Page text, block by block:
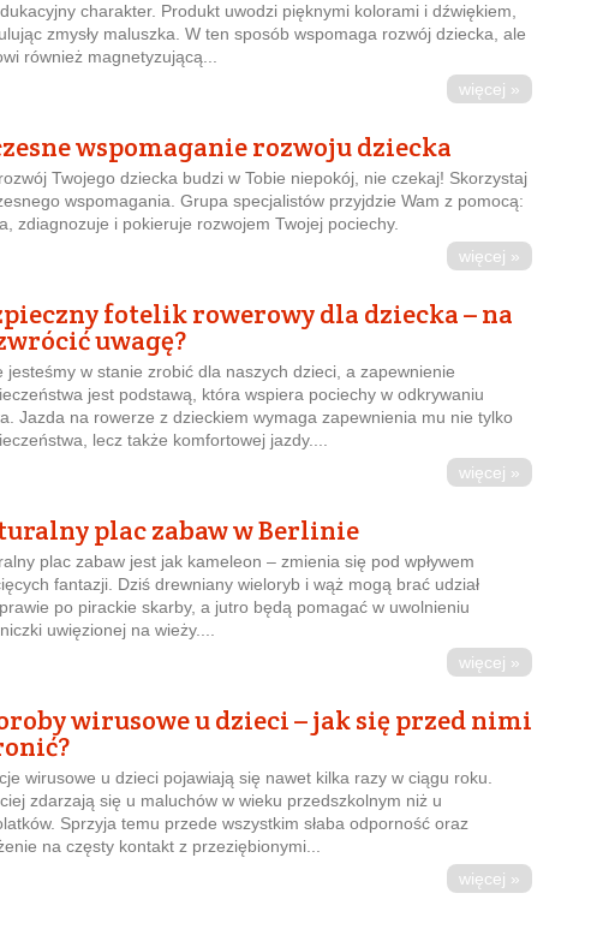
charakter. Produkt uwodzi pięknymi kolorami i dźwiękiem,
zmysły maluszka. W ten sposób wspomaga rozwój dziecka, ale
również magnetyzującą...
więcej »
wspomaganie rozwoju dziecka
Twojego dziecka budzi w Tobie niepokój, nie czekaj! Skorzystaj
wspomagania. Grupa specjalistów przyjdzie Wam z pomocą:
zdiagnozuje i pokieruje rozwojem Twojej pociechy.
więcej »
fotelik rowerowy dla dziecka – na
uwagę?
jesteśmy w stanie zrobić dla naszych dzieci, a zapewnienie
jest podstawą, która wspiera pociechy w odkrywaniu
Jazda na rowerze z dzieckiem wymaga zapewnienia mu nie tylko
lecz także komfortowej jazdy....
więcej »
plac zabaw w Berlinie
plac zabaw jest jak kameleon – zmienia się pod wpływem
fantazji. Dziś drewniany wieloryb i wąż mogą brać udział
po pirackie skarby, a jutro będą pomagać w uwolnieniu
uwięzionej na wieży....
więcej »
wirusowe u dzieci – jak się przed nimi
wirusowe u dzieci pojawiają się nawet kilka razy w ciągu roku.
zdarzają się u maluchów w wieku przedszkolnym niż u
Sprzyja temu przede wszystkim słaba odporność oraz
na częsty kontakt z przeziębionymi...
więcej »